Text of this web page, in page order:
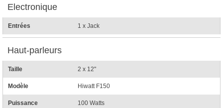
Electronique
Entrées 1 x Jack
Haut-parleurs
Taille 2 x 12"
Modèle Hiwatt F150
Puissance 100 Watts